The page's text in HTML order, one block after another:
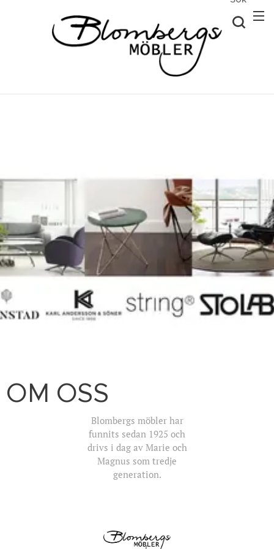
OM OSS
Blombergs möbler har
funnits sedan 1925 och
drivs i dag av Marie och
Magnus som tredje
generation.